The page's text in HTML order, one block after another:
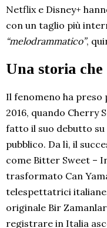
Netflix e Disney+
con un taglio più
“melodrammatico”,
Una storia
Il fenomeno ha preso
2016, quando Cherry
fatto il suo debutto su
pubblico. Da lì, il
come Bitter Sweet –
trasformato Can
telespettatrici
originale Bir
registrare in Italia